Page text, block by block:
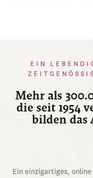
EIN
Mehr als
die seit 1954
bilden das
Ein einzigartiges,